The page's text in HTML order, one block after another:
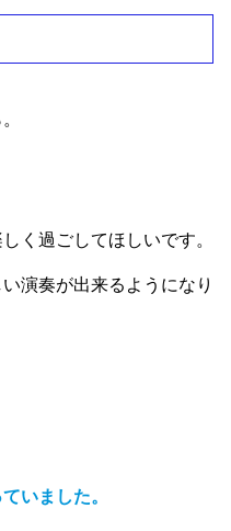
く過ごしてほしいです。
演奏が出来るようになり
いました。